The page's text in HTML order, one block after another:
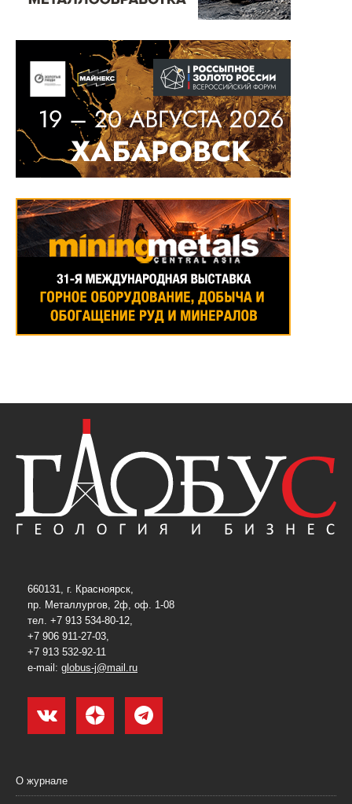
660131, г. Красноярск,
пр. Металлургов, 2ф, оф. 1-08
тел. +7 913 534-80-12,
+7 906 911-27-03,
+7 913 532-92-11
e-mail: globus-j@mail.ru
О журнале